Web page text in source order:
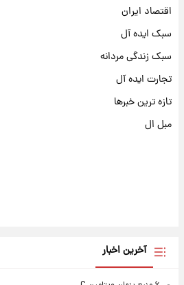
اقتصاد ایران
سبک ایده آل
سبک زندگی مردانه
تجارت ایده آل
تازه ترین خبرها
مبل ال
آخرین اخبار